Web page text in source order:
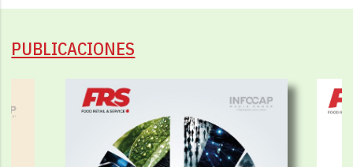
PUBLICACIONES